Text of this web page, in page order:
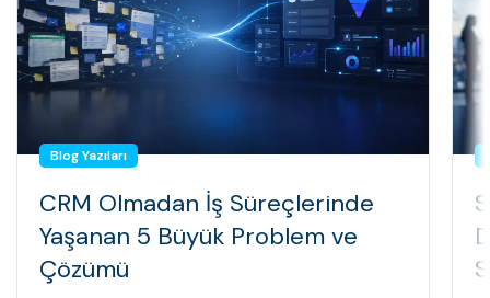
Blog Yazıları
CRM Olmadan İş Süreçlerinde
Yaşanan 5 Büyük Problem ve
Çözümü